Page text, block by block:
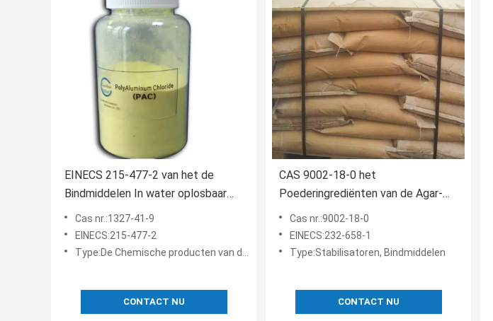
EINECS 215-477-2 van het de
Bindmiddelen In water oplosbaar
Polyaluminium van de Voedselrang
het Chloridepoeder
Cas nr.:1327-41-9
EINECS:215-477-2
Type:De Chemische producten van de waterbehandeling
CONTACT NU
CAS 9002-18-0 het
Poederingrediënten van de Agar-
agaragar-agar, 5.0mg/Kg-het
Bindmiddel van de de Agar-
agaragar-agar van Pb
Cas nr.:9002-18-0
EINECS:232-658-1
Type:Stabilisatoren, Bindmiddelen
CONTACT NU